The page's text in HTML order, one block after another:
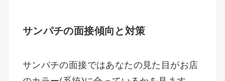
サンパチの面接傾向と対策
サンパチの面接ではあなたの見た目がお店